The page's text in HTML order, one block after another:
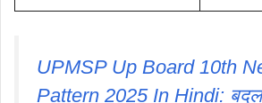
UPMSP Up Board 10th
Pattern 2025 In Hindi: बदला